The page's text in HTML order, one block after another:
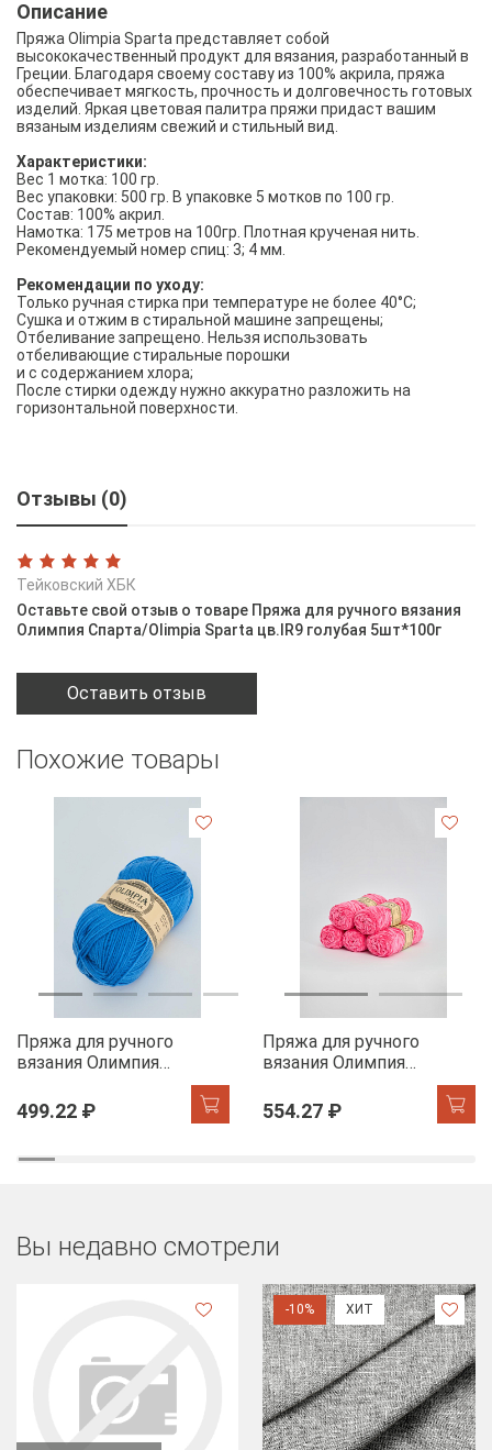
Описание
Пряжа Olimpia Sparta представляет собой
высококачественный продукт для вязания, разработанный в
Греции. Благодаря своему составу из 100% акрила, пряжа
обеспечивает мягкость, прочность и долговечность готовых
изделий. Яркая цветовая палитра пряжи придаст вашим
вязаным изделиям свежий и стильный вид.
Характеристики:
Вес 1 мотка: 100 гр.
Вес упаковки: 500 гр. В упаковке 5 мотков по 100 гр.
Состав: 100% акрил.
Намотка: 175 метров на 100гр. Плотная крученая нить.
Рекомендуемый номер спиц: 3; 4 мм.
Рекомендации по уходу:
Только ручная стирка при температуре не более 40°C;
Сушка и отжим в стиральной машине запрещены;
Отбеливание запрещено. Нельзя использовать
отбеливающие стиральные порошки
и с содержанием хлора;
После стирки одежду нужно аккуратно разложить на
горизонтальной поверхности.
Отзывы (0)
Тейковский ХБК
Оставьте свой отзыв о товаре Пряжа для ручного вязания
Олимпия Спарта/Olimpia Sparta цв.IR9 голубая 5шт*100г
Оставить отзыв
Похожие товары
Пряжа для ручного
вязания Олимпия
Спарта/Olimpia Sparta
цв.IR28 василек
499.22 ₽
Пряжа для ручного
вязания Олимпия
цв.Н26 5шт*100г
554.27 ₽
Вы недавно смотрели
-10% ХИТ